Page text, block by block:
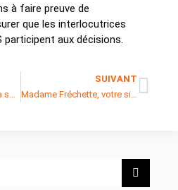
à faire preuve de
que les interlocutrices
participent aux décisions.
Les faces cachées de la santé des femmes
SUIVANT
Madame Fréchette, votre silence parle fort